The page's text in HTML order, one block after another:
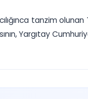
tanzim
Yargıtay Cumhuriyet